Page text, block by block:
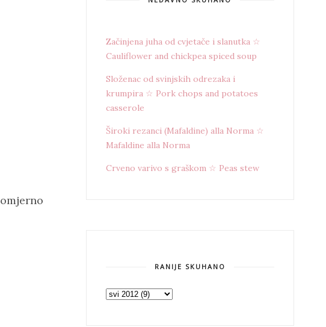
Začinjena juha od cvjetače i slanutka ☆
Cauliflower and chickpea spiced soup
Složenac od svinjskih odrezaka i
krumpira ☆ Pork chops and potatoes
casserole
Široki rezanci (Mafaldine) alla Norma ☆
Mafaldine alla Norma
Crveno varivo s graškom ☆ Peas stew
RANIJE SKUHANO